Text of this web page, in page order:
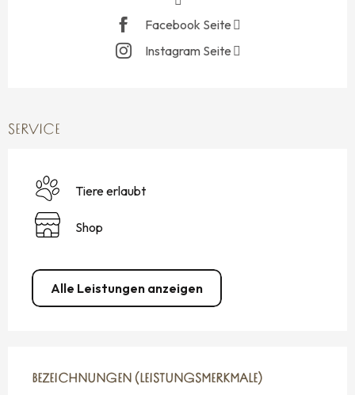
Facebook Seite
Instagram Seite
SERVICE
Tiere erlaubt
Shop
Alle Leistungen anzeigen
BEZEICHNUNGEN (LEISTUNGSMERKMALE)
BEZEICHNUNGEN (LEISTUNGSMERKMALE)